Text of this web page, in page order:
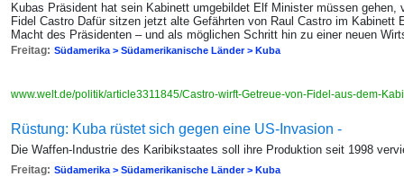
Kubas Präsident hat sein Kabinett umgebildet Elf Minister müssen gehen,
Fidel Castro Dafür sitzen jetzt alte Gefährten von Raul Castro im Kabinett
Macht des Präsidenten – und als möglichen Schritt hin zu einer neuen
Freitag: Südamerika > Südamerikanische Länder > Kuba
www.welt.de/politik/article3311845/Castro-wirft-Getreue-von-Fidel-aus-dem-
Rüstung: Kuba rüstet sich gegen eine US-Invasion -
Die Waffen-Industrie des Karibikstaates soll ihre Produktion seit 1998
Freitag: Südamerika > Südamerikanische Länder > Kuba